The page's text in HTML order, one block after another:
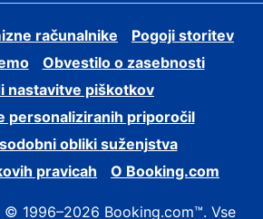
računalnike
Pogoji storitev
Obvestilo o zasebnosti
nastavitve piškotkov
personaliziranih priporočil
obliki suženjstva
pravicah
O Booking.com
1996–2026 Booking.com™. Vse